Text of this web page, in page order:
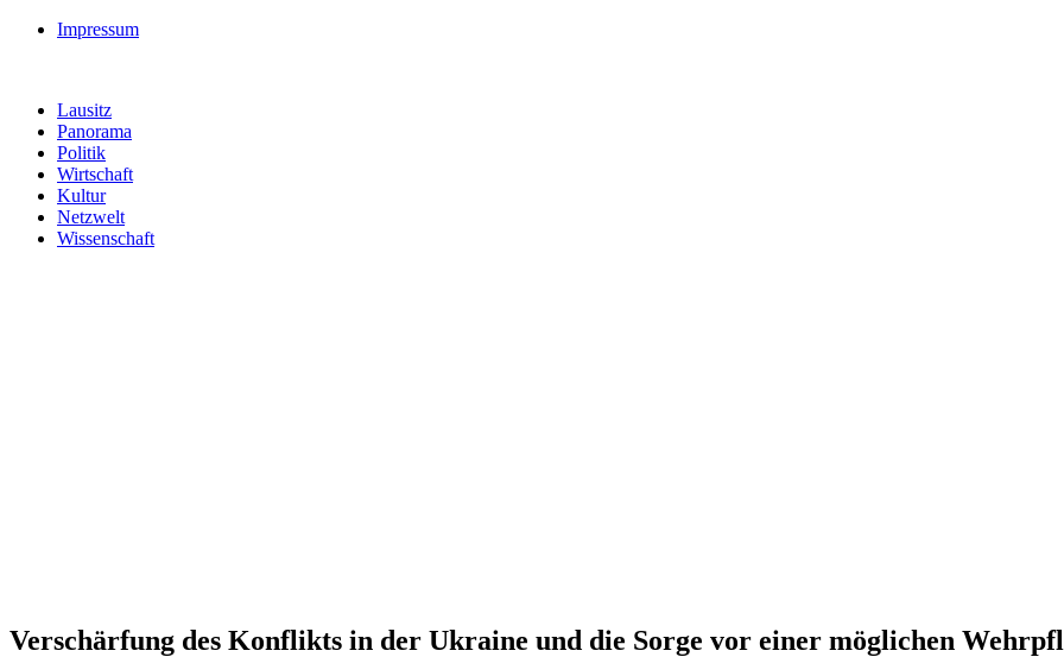
Impressum
Lausitz
Panorama
Politik
Wirtschaft
Kultur
Netzwelt
Wissenschaft
Verschärfung des Konflikts in der Ukraine und die Sorge vor einer möglichen